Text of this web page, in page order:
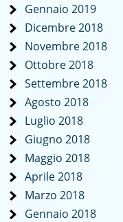
Gennaio 2019
Dicembre 2018
Novembre 2018
Ottobre 2018
Settembre 2018
Agosto 2018
Luglio 2018
Giugno 2018
Maggio 2018
Aprile 2018
Marzo 2018
Gennaio 2018